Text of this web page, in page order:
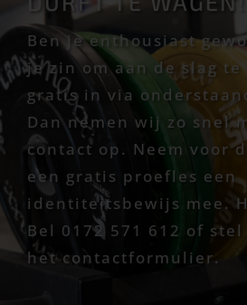
Ben je enthousiast
je zin om aan de slag te
gratis in via
Dan nemen wij zo snel
contact op. Neem voor
een gratis proefles een
identiteitsbewijs mee.
Bel 0172 571 612 of
het contactformulier.